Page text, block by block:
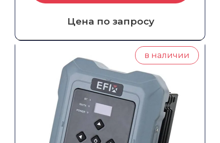
Вехи
ОПТИЧЕСКИЕ РЕШЕНИЯ
Нивелиры
Аэрофотокамеры
Цена по запросу
в наличии